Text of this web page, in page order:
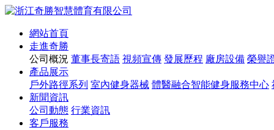
網站首頁
走進奇勝
公司概況 董事長寄語 視頻宣傳 發展歷程 廠房設備 榮譽
產品展示
戶外路徑系列 室內健身器械 體醫融合智能健身服務中心
新聞資訊
公司動態 行業資訊
客戶服務